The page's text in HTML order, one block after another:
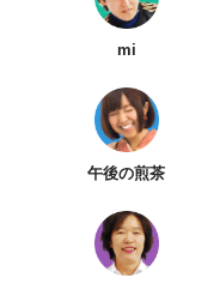
mi
午後の煎茶